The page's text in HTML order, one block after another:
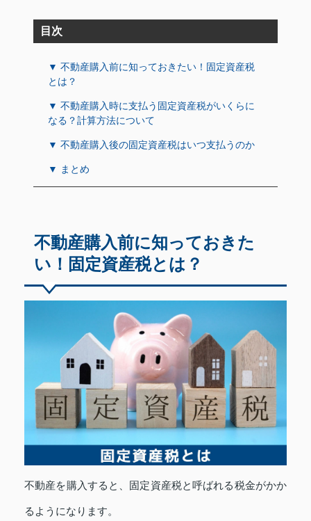
目次
▼ 不動産購入前に知っておきたい！固定資産税
とは？
▼ 不動産購入時に支払う固定資産税がいくらに
なる？計算方法について
▼ 不動産購入後の固定資産税はいつ支払うのか
▼ まとめ
不動産購入前に知っておきた
い！固定資産税とは？
不動産を購入すると、固定資産税と呼ばれる税金がかか
るようになります。